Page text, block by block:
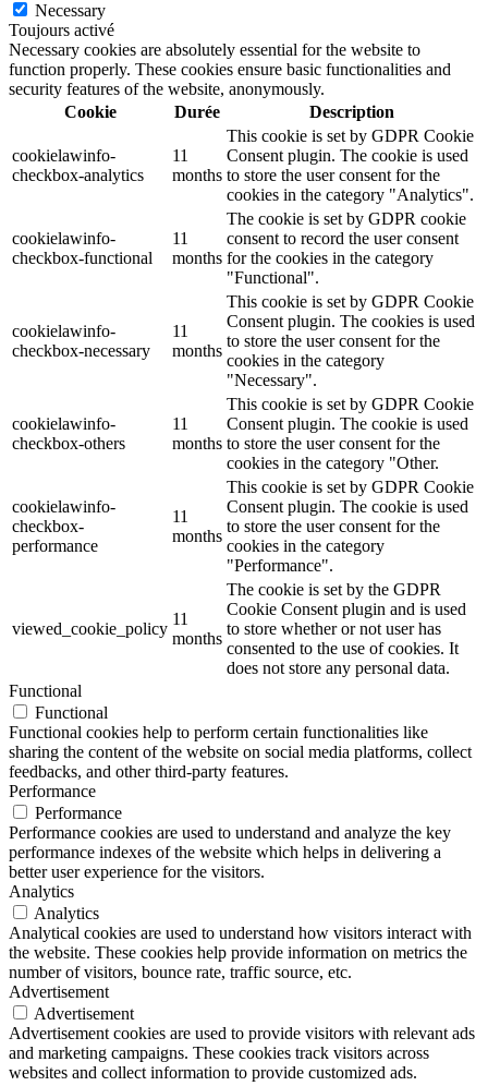
Necessary
Toujours activé
Necessary cookies are absolutely essential for the website to
function properly. These cookies ensure basic functionalities and
security features of the website, anonymously.
Cookie
Durée Description
cookielawinfo-
checkbox-analytics
11
months
This cookie is set by GDPR Cookie
Consent plugin. The cookie is used
to store the user consent for the
cookies in the category "Analytics".
cookielawinfo-
checkbox-functional
11
months
The cookie is set by GDPR cookie
consent to record the user consent
for the cookies in the category
"Functional".
cookielawinfo-
checkbox-necessary
11
months
This cookie is set by GDPR Cookie
Consent plugin. The cookies is used
to store the user consent for the
cookies in the category
"Necessary".
cookielawinfo-
checkbox-others
11
months
This cookie is set by GDPR Cookie
Consent plugin. The cookie is used
to store the user consent for the
cookies in the category "Other.
cookielawinfo-
checkbox-
performance
11
months
This cookie is set by GDPR Cookie
Consent plugin. The cookie is used
to store the user consent for the
cookies in the category
"Performance".
viewed_cookie_policy
11
months
The cookie is set by the GDPR
Cookie Consent plugin and is used
to store whether or not user has
consented to the use of cookies. It
does not store any personal data.
Functional
Functional
Functional cookies help to perform certain functionalities like
sharing the content of the website on social media platforms, collect
feedbacks, and other third-party features.
Performance
Performance
Performance cookies are used to understand and analyze the key
performance indexes of the website which helps in delivering a
better user experience for the visitors.
Analytics
Analytics
Analytical cookies are used to understand how visitors interact with
the website. These cookies help provide information on metrics the
number of visitors, bounce rate, traffic source, etc.
Advertisement
Advertisement
Advertisement cookies are used to provide visitors with relevant ads
and marketing campaigns. These cookies track visitors across
websites and collect information to provide customized ads.